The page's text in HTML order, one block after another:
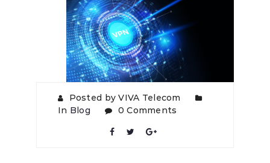
Posted by VIVA Telecom
In Blog 0 Comments